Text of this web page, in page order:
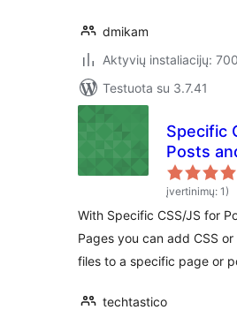
dmikam
Aktyvių instaliacijų:
Testuota su 3.7.41
Specific
Posts
įvertinimų: 1)
With Specific CSS/JS for
Pages you can add CSS
files to a specific page or
techtastico